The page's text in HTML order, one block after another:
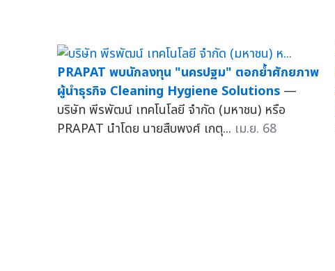
PRAPAT พบนักลงทุน "นครปฐม" ตอกย้ำศักยภาพ
ผู้นำธุรกิจ Cleaning Hygiene Solutions —
บริษัท พีรพัฒน์ เทคโนโลยี จำกัด (มหาชน) หรือ
PRAPAT นำโดย นายสืบพงศ์ เกตุ... เม.ย. 68